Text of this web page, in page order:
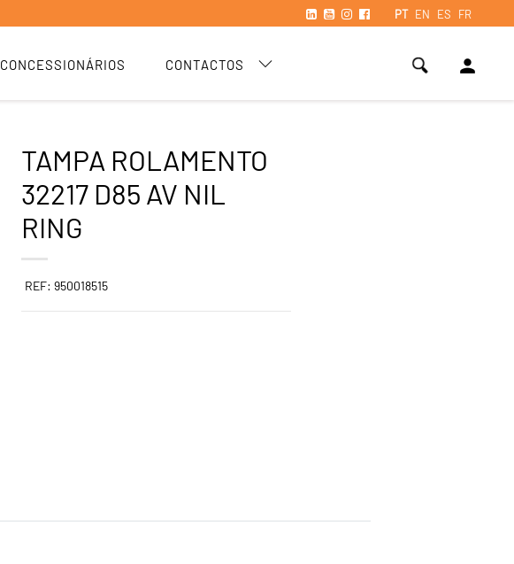
PT EN ES FR
CONCESSIONÁRIOS CONTACTOS person
TAMPA ROLAMENTO
32217 D85 AV NIL
RING
REF: 950018515